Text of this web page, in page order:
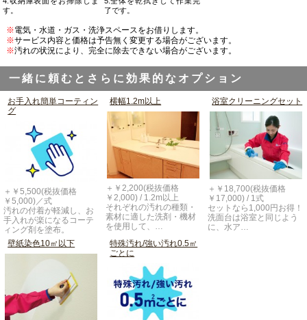
す。
了です。
※電気・水道・ガス・洗浄スペースをお借りします。
※サービス内容と価格は予告無く変更する場合がございます。
※汚れの状況により、完全に除去できない場合がございます。
一緒に頼むとさらに効果的なオプション
お手入れ簡単コーティン
グ
＋￥5,500(税抜価格
￥5,000)／式
汚れの付着が軽減し、お
手入れが楽になるコーテ
ィング剤を塗布。
横幅1.2m以上
＋￥2,200(税抜価格
￥2,000) / 1.2m以上
それぞれの汚れの種類・
素材に適した洗剤・機材
を使用して、…
浴室クリーニングセット
＋￥18,700(税抜価格
￥17,000) / 1式
セットなら1,000円お得！
洗面台は浴室と同じよう
に、水ア…
壁紙染色10㎡以下
特殊汚れ/強い汚れ0.5㎡
ごとに